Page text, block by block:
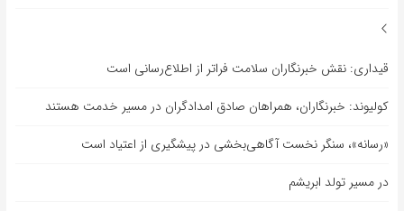
قیداری: نقش خبرنگاران سلامت فراتر از اطلاع‌رسانی است
کولیوند: خبرنگاران، همراهان صادق امدادگران در مسیر خدمت هستند
«رسانه»، سنگر نخست آگاهی‌بخشی در پیشگیری از اعتیاد است
در مسیر تولد ابریشم